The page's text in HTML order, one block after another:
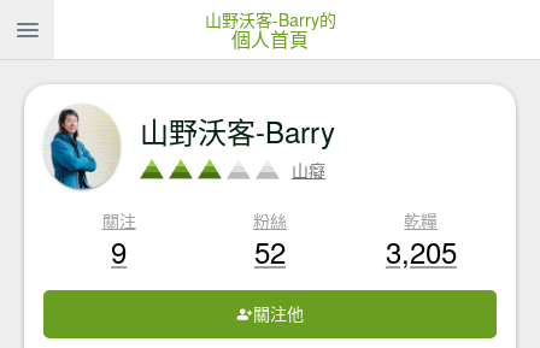
山野沃客-Barry的
個人首頁
山野沃客-Barry
山癡
關注
9
粉絲
52
乾糧
3,205
關注他